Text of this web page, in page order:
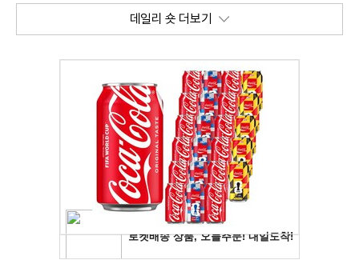
데일리 숏 더보기